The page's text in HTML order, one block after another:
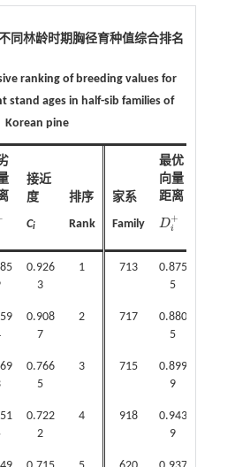
同林龄时期胸径育种值综合排名
ranking of breeding values for
stand ages in half-sib families of
Korean pine
接近
度
Ci
排序
Rank
家系
Family
最优
向量
距离
D+
i
Di+
0.926
3
1 713
0.875
5
0.908
7
2 717
0.880
5
0.766
5
3 715
0.899
9
0.722
2
4 918
0.943
9